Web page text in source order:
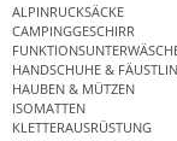
ALPINRUCKSÄCKE
CAMPINGGESCHIRR
HANDSCHUHE &
HAUBEN & MÜTZEN
ISOMATTEN
KLETTERAUSRÜSTUNG